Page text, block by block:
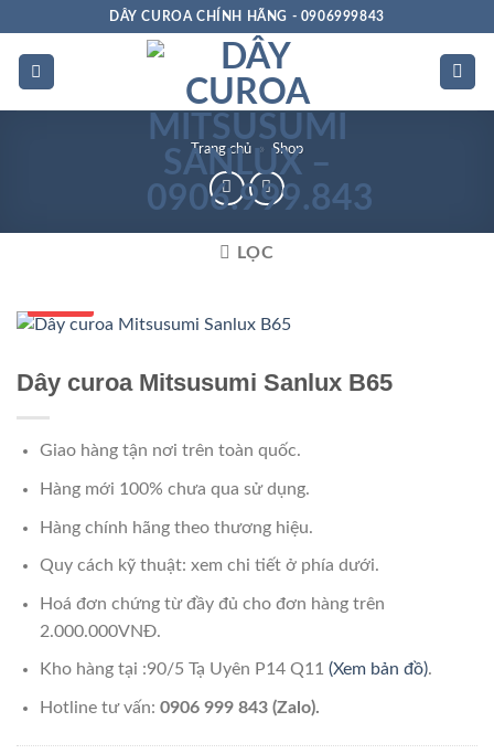
dung
DÂY CUROA CHÍNH HÃNG - 0906999843
Trang chủ » Shop
LỌC
Dây curoa Mitsusumi Sanlux B65
Giao hàng tận nơi trên toàn quốc.
Hàng mới 100% chưa qua sử dụng.
Hàng chính hãng theo thương hiệu.
Quy cách kỹ thuật: xem chi tiết ở phía dưới.
Hoá đơn chứng từ đầy đủ cho đơn hàng trên
2.000.000VNĐ.
Kho hàng tại :90/5 Tạ Uyên P14 Q11 (Xem bản đồ).
Hotline tư vấn: 0906 999 843 (Zalo).